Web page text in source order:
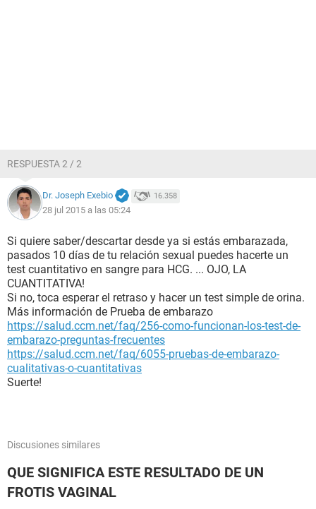
RESPUESTA 2 / 2
Dr. Joseph Exebio 16.358
28 jul 2015 a las 05:24
Si quiere saber/descartar desde ya si estás embarazada,
pasados 10 días de tu relación sexual puedes hacerte un
test cuantitativo en sangre para HCG. ... OJO, LA
CUANTITATIVA!
Si no, toca esperar el retraso y hacer un test simple de orina.
Más información de Prueba de embarazo
https://salud.ccm.net/faq/256-como-funcionan-los-test-de-
embarazo-preguntas-frecuentes
https://salud.ccm.net/faq/6055-pruebas-de-embarazo-
cualitativas-o-cuantitativas
Suerte!
Discusiones similares
QUE SIGNIFICA ESTE RESULTADO DE UN
FROTIS VAGINAL